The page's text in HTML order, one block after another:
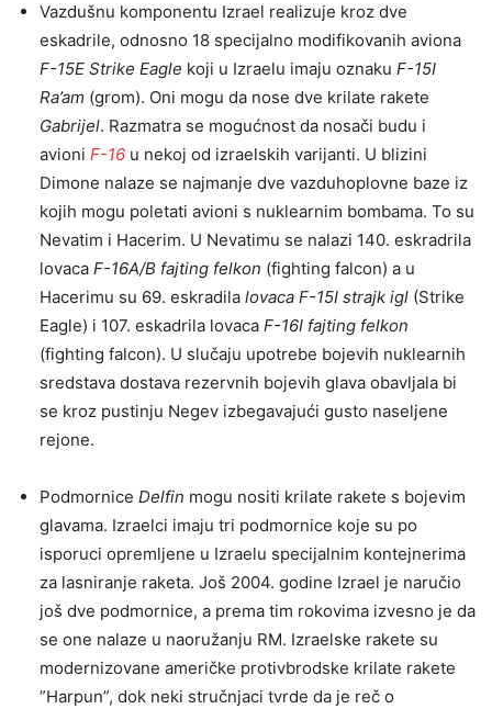
Vazdušnu komponentu Izrael realizuje kroz dve
eskadrile, odnosno 18 specijalno modifikovanih aviona
F-15E Strike Eagle koji u Izraelu imaju oznaku F-15I
Ra’am (grom). Oni mogu da nose dve krilate rakete
Gabrijel. Razmatra se mogućnost da nosači budu i
avioni F-16 u nekoj od izraelskih varijanti. U blizini
Dimone nalaze se najmanje dve vazduhoplovne baze iz
kojih mogu poletati avioni s nuklearnim bombama. To su
Nevatim i Hacerim. U Nevatimu se nalazi 140. eskradrila
lovaca F-16A/B fajting felkon (fighting falcon) a u
Hacerimu su 69. eskradila lovaca F-15I strajk igl (Strike
Eagle) i 107. eskadrila lovaca F-16I fajting felkon
(fighting falcon). U slučaju upotrebe bojevih nuklearnih
sredstava dostava rezervnih bojevih glava obavljala bi
se kroz pustinju Negev izbegavajući gusto naseljene
rejone.
Podmornice Delfin mogu nositi krilate rakete s bojevim
glavama. Izraelci imaju tri podmornice koje su po
isporuci opremljene u Izraelu specijalnim kontejnerima
za lasniranje raketa. Još 2004. godine Izrael je naručio
još dve podmornice, a prema tim rokovima izvesno je da
se one nalaze u naoružanju RM. Izraelske rakete su
modernizovane američke protivbrodske krilate rakete
”Harpun”, dok neki stručnjaci tvrde da je reč o